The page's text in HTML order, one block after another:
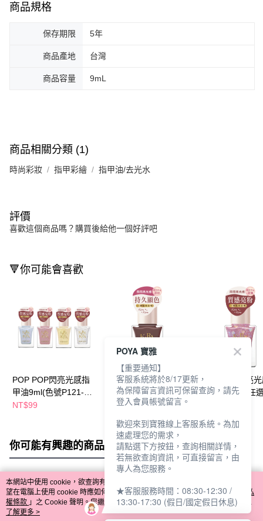
商品規格
保存期限 5年
商品產地 台灣
商品容量 9mL
商品相關分類 (1)
時尚彩妝 指甲彩繪 指甲油/去光水
評價
喜歡這個商品嗎？購買後給他一個好評吧
🔻你可能會喜歡
POP POP閃亮光感指
甲油9ml(色號P121-
124)-多款任選
NT$99
POP POP 閃亮光感指
甲油9ml-多款任選
(P102-110)
NT$89
POP POP 閃亮
甲油9ml-多款任
你可能有興趣的商品 全站排行
熱門標籤
本網站中使用 cookie，欲查詢有關本網站使用 cookie 方式之詳情，及若您不希
望在電腦上使用 cookie 時應如何變更電腦的 cookie 設定，請參閱本網站「
隱私
權條款 」之 Cookie 聲明。您繼續使用本網站即表示您同意本公司得按本網站使
用條款之 Cookie 聲明使用 cookie。
了解更多 >
POYA 寶雅
【重要通知】
客服系統將於8/17更新，
為保障留言資訊可保留查詢，請先
登入會員帳號留言。
歡迎來到寶雅線上客服系統。為加
速處理您的需求，
請點選下方按鈕，查詢相關詳情，
若無欲查詢資訊，可直接留言，由
專人為您服務。
★客服服務時間：08:30-12:30 /
13:30-17:30 (假日/國定假日休息)